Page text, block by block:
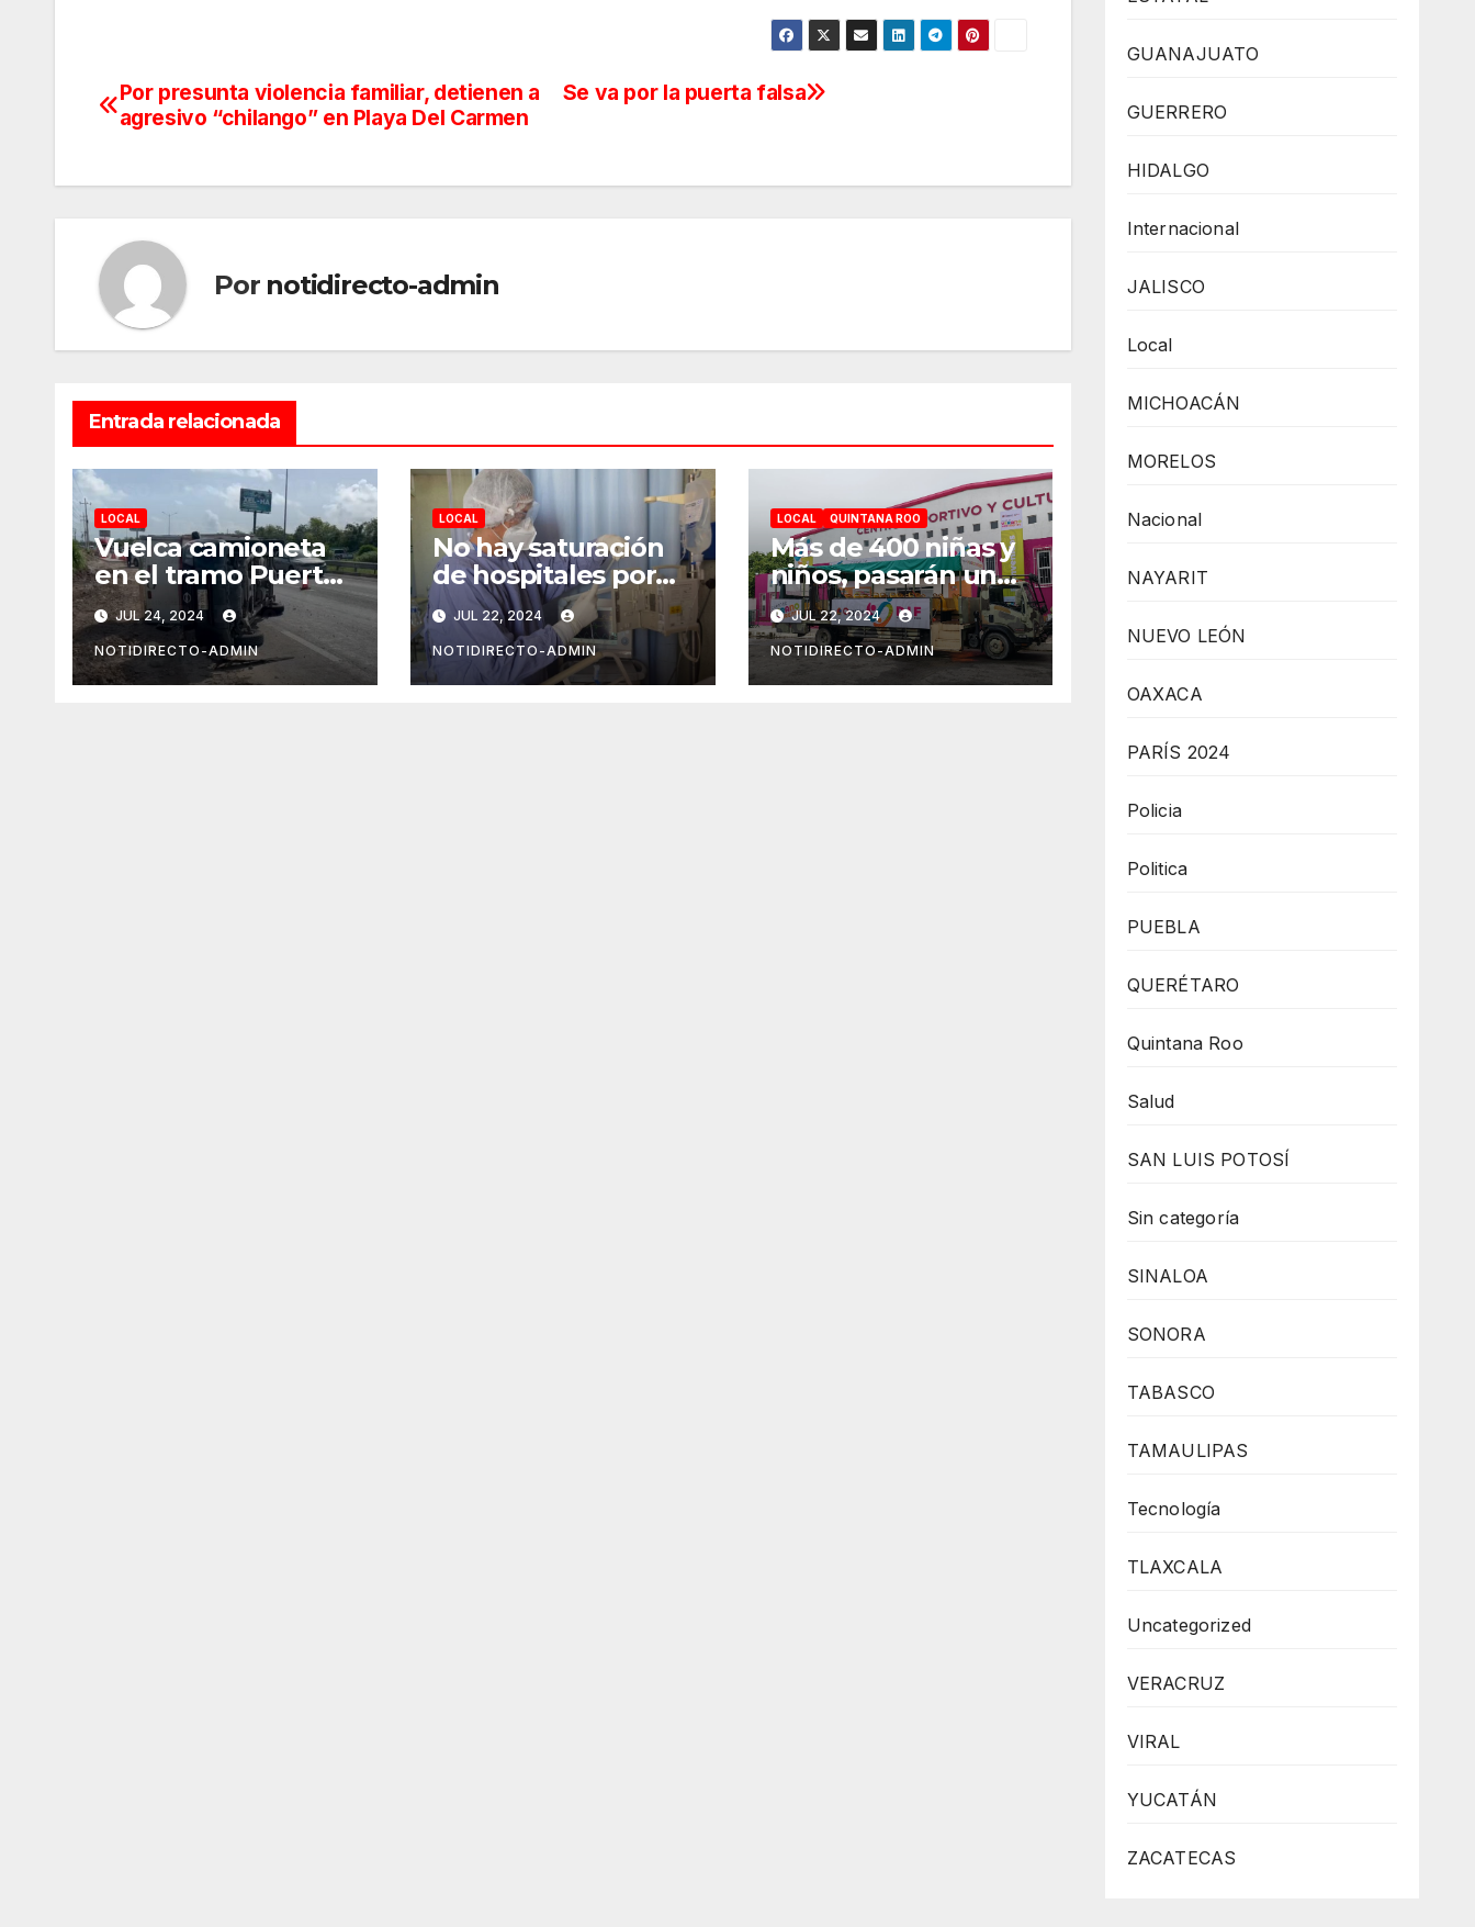
Navegación
entradas
Se va por la puerta falsa
Por presunta violencia familiar, detienen a
agresivo “chilango” en Playa Del Carmen
Por notidirecto-admin
Entrada relacionada
LOCAL
Vuelca camioneta
en el tramo Puerto
Morelos-Playa del
Carmen
JUL 24, 2024
NOTIDIRECTO-ADMIN
LOCAL
No hay saturación
de hospitales por
Covid 19 en Playa
del Carmen
JUL 22, 2024
NOTIDIRECTO-ADMIN
LOCAL QUINTANA ROO
Más de 400 niñas y
niños, pasarán un
“Un verano
DIFerente” en
Chetumal: Mara
Lezama
JUL 22, 2024
NOTIDIRECTO-ADMIN
GUANAJUATO
GUERRERO
HIDALGO
Internacional
JALISCO
Local
MICHOACÁN
MORELOS
Nacional
NAYARIT
NUEVO LEÓN
OAXACA
PARÍS 2024
Policia
Politica
PUEBLA
QUERÉTARO
Quintana Roo
Salud
SAN LUIS POTOSÍ
Sin categoría
SINALOA
SONORA
TABASCO
TAMAULIPAS
Tecnología
TLAXCALA
Uncategorized
VERACRUZ
VIRAL
YUCATÁN
ZACATECAS